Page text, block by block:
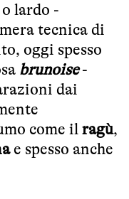
lardo -
tecnica di
oggi spesso
brunoise-
dai
come il ragù,
e spesso anche